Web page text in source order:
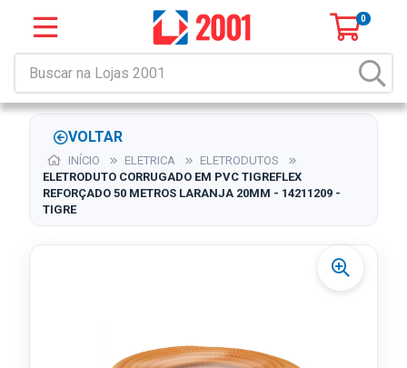
0
VOLTAR
INÍCIO ELETRICA
ELETRODUTOS
ELETRODUTO CORRUGADO EM PVC TIGREFLEX
REFORÇADO 50 METROS LARANJA 20MM - 14211209 -
TIGRE